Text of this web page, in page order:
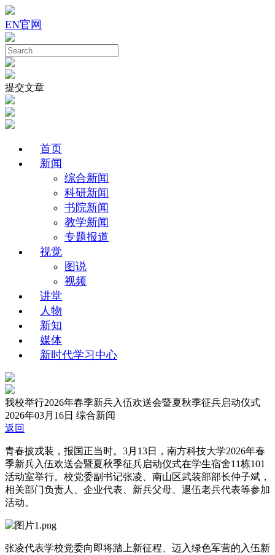
EN官网
提交文章
首页
新闻
综合新闻
科研新闻
书院新闻
教学新闻
专题报道
视觉
图说
视频
讲堂
人物
新知
媒体
新时代学习中心
我校举行2026年春季新兵入伍欢送会暨夏秋季征兵启动仪式
2026年03月16日 综合新闻
返回
青春披戎装，报国正当时。3月13日，南方科技大学2026年春
季新兵入伍欢送会暨夏秋季征兵启动仪式在学生宿舍11栋101
活动室举行。校党委副书记张凌、南山区武装部部长仲子斌，
相关部门负责人、企业代表、新兵父母、退伍老兵代表等参加
活动。
张凌代表学校党委向即将踏上新征程、迈入绿色军营的入伍新